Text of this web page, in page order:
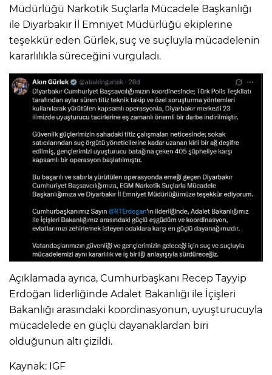
Müdürlüğü Narkotik Suçlarla Mücadele Başkanlığı
ile Diyarbakır İl Emniyet Müdürlüğü ekiplerine
teşekkür eden Gürlek, suç ve suçluyla mücadelenin
kararlılıkla süreceğini vurguladı.
Açıklamada ayrıca, Cumhurbaşkanı Recep Tayyip
Erdoğan liderliğinde Adalet Bakanlığı ile İçişleri
Bakanlığı arasındaki koordinasyonun, uyuşturucuyla
mücadelede en güçlü dayanaklardan biri
olduğunun altı çizildi.
Kaynak: IGF